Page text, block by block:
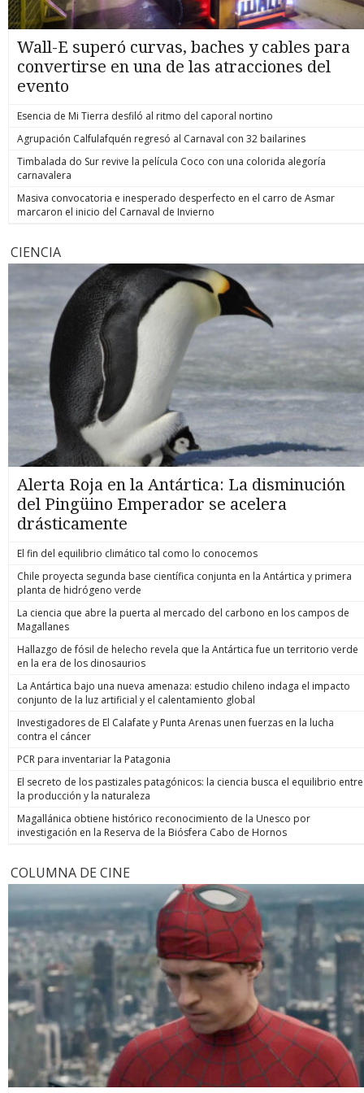
Wall-E superó curvas, baches y cables para
convertirse en una de las atracciones del
evento
Esencia de Mi Tierra desfiló al ritmo del caporal nortino
Agrupación Calfulafquén regresó al Carnaval con 32 bailarines
Timbalada do Sur revive la película Coco con una colorida alegoría
carnavalera
Masiva convocatoria e inesperado desperfecto en el carro de Asmar
marcaron el inicio del Carnaval de Invierno
CIENCIA
Alerta Roja en la Antártica: La disminución
del Pingüino Emperador se acelera
drásticamente
El fin del equilibrio climático tal como lo conocemos
Chile proyecta segunda base científica conjunta en la Antártica y primera
planta de hidrógeno verde
La ciencia que abre la puerta al mercado del carbono en los campos de
Magallanes
Hallazgo de fósil de helecho revela que la Antártica fue un territorio verde
en la era de los dinosaurios
La Antártica bajo una nueva amenaza: estudio chileno indaga el impacto
conjunto de la luz artificial y el calentamiento global
Investigadores de El Calafate y Punta Arenas unen fuerzas en la lucha
contra el cáncer
PCR para inventariar la Patagonia
El secreto de los pastizales patagónicos: la ciencia busca el equilibrio entre
la producción y la naturaleza
Magallánica obtiene histórico reconocimiento de la Unesco por
investigación en la Reserva de la Biósfera Cabo de Hornos
COLUMNA DE CINE